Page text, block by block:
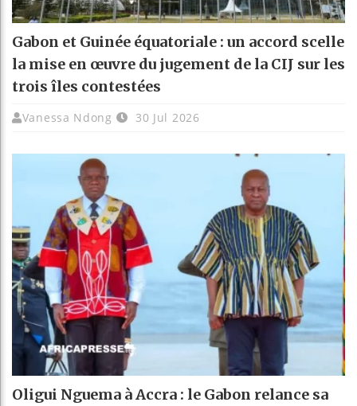
Gabon et Guinée équatoriale : un accord scelle
la mise en œuvre du jugement de la CIJ sur les
trois îles contestées
Vanessa Ndong 30 Jul 2026
Oligui Nguema à Accra : le Gabon relance sa